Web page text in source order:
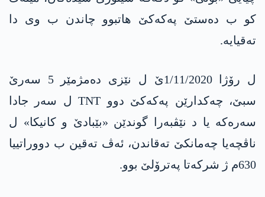
کو ب دەستێ پەکەکێ هاتبوو چاندن ب وی دا
تەقیایە.
ل رۆژا 1/11/2020ێ ل نێزی ده‌مژمێر 5 سه‌رێ
سبێ، چه‌كدارێن په‌كه‌كێ دوو TNT ل سه‌ر جادا
سه‌ره‌كه‌ یا د نێڤبه‌را گوندێن «بێبادێ و كانیكا» ل
ناڤچه‌یا چه‌مانكێ ته‌قاندن، ئه‌ڤ ته‌قین ب دووراتییا
630م ژ شركه‌تا په‌ترۆلێ بوو.